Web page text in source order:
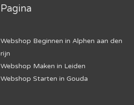
Pagina
Webshop Beginnen in Alphen aan den
rijn
Webshop Maken in Leiden
Webshop Starten in Gouda